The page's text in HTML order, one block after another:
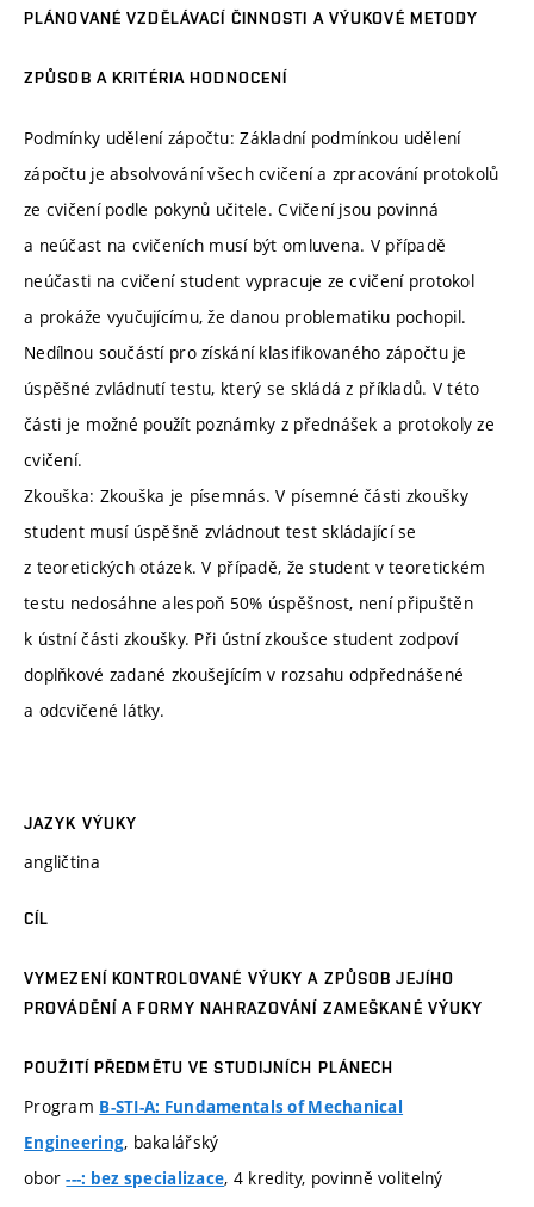
PLÁNOVANÉ VZDĚLÁVACÍ ČINNOSTI A VÝUKOVÉ METODY
ZPŮSOB A KRITÉRIA HODNOCENÍ
Podmínky udělení zápočtu: Základní podmínkou udělení
zápočtu je absolvování všech cvičení a zpracování protokolů
ze cvičení podle pokynů učitele. Cvičení jsou povinná
a neúčast na cvičeních musí být omluvena. V případě
neúčasti na cvičení student vypracuje ze cvičení protokol
a prokáže vyučujícímu, že danou problematiku pochopil.
Nedílnou součástí pro získání klasifikovaného zápočtu je
úspěšné zvládnutí testu, který se skládá z příkladů. V této
části je možné použít poznámky z přednášek a protokoly ze
cvičení.
Zkouška: Zkouška je písemnás. V písemné části zkoušky
student musí úspěšně zvládnout test skládající se
z teoretických otázek. V případě, že student v teoretickém
testu nedosáhne alespoň 50% úspěšnost, není připuštěn
k ústní části zkoušky. Při ústní zkoušce student zodpoví
doplňkové zadané zkoušejícím v rozsahu odpřednášené
a odcvičené látky.
JAZYK VÝUKY
angličtina
CÍL
VYMEZENÍ KONTROLOVANÉ VÝUKY A ZPŮSOB JEJÍHO
PROVÁDĚNÍ A FORMY NAHRAZOVÁNÍ ZAMEŠKANÉ VÝUKY
POUŽITÍ PŘEDMĚTU VE STUDIJNÍCH PLÁNECH
Program B-STI-A: Fundamentals of Mechanical
Engineering, bakalářský
obor---: bez specializace, 4 kredity, povinně volitelný